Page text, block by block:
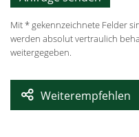
Mit * gekennzeichnete Felder
werden absolut vertraulich
weitergegeben.
Weiterempfehlen